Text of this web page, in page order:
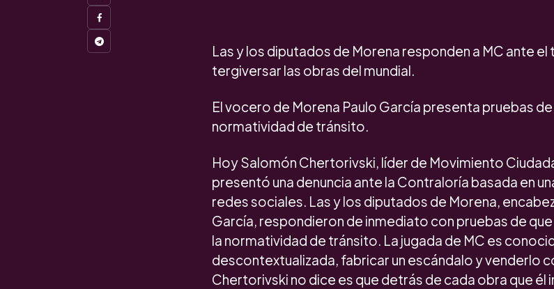
Las y los diputados de Morena responden a MC ante
tergiversar las obras del mundial.
El vocero de Morena Paulo García presenta pruebas de
normatividad de tránsito.
Hoy Salomón Chertorivski, líder de Movimiento
presentó una denuncia ante la Contraloría basada en
redes sociales. Las y los diputados de Morena,
García, respondieron de inmediato con pruebas de
la normatividad de tránsito. La jugada de MC es
descontextualizada, fabricar un escándalo y venderlo
Chertorivski no dice es que detrás de cada obra que él